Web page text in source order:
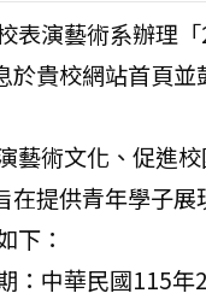
表演藝術系辦理
於貴校網站首頁
藝術文化、促進
在提供青年學子展
下：
：中華民國115